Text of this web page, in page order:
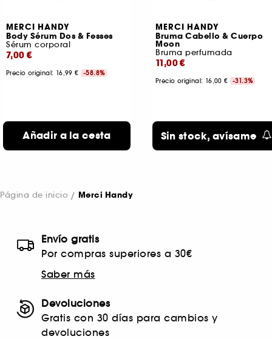
MERCI HANDY
Body Sérum Dos & Fesses
Sérum corporal
7,00 €
Precio original: 16,99 € -58.8%
Añadir a la cesta
MERCI HANDY
Bruma Cabello & Cuerpo
Moon
Bruma perfumada
11,00 €
Precio original: 16,00 € -31.3%
Sin stock, avísame
Página de inicio Merci Handy
Envío gratis
Por compras superiores a 30€
Saber más
Devoluciones
Gratis con 30 días para cambios y
devoluciones